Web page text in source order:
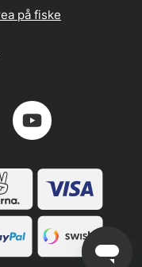
på fiske